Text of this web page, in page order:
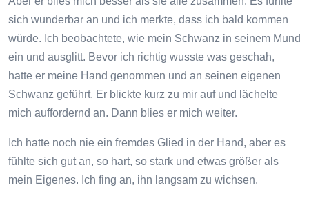
sich wunderbar an und ich merkte, dass ich bald kommen
würde. Ich beobachtete, wie mein Schwanz in seinem Mund
ein und ausglitt. Bevor ich richtig wusste was geschah,
hatte er meine Hand genommen und an seinen eigenen
Schwanz geführt. Er blickte kurz zu mir auf und lächelte
mich auffordernd an. Dann blies er mich weiter.
Ich hatte noch nie ein fremdes Glied in der Hand, aber es
fühlte sich gut an, so hart, so stark und etwas größer als
mein Eigenes. Ich fing an, ihn langsam zu wichsen.